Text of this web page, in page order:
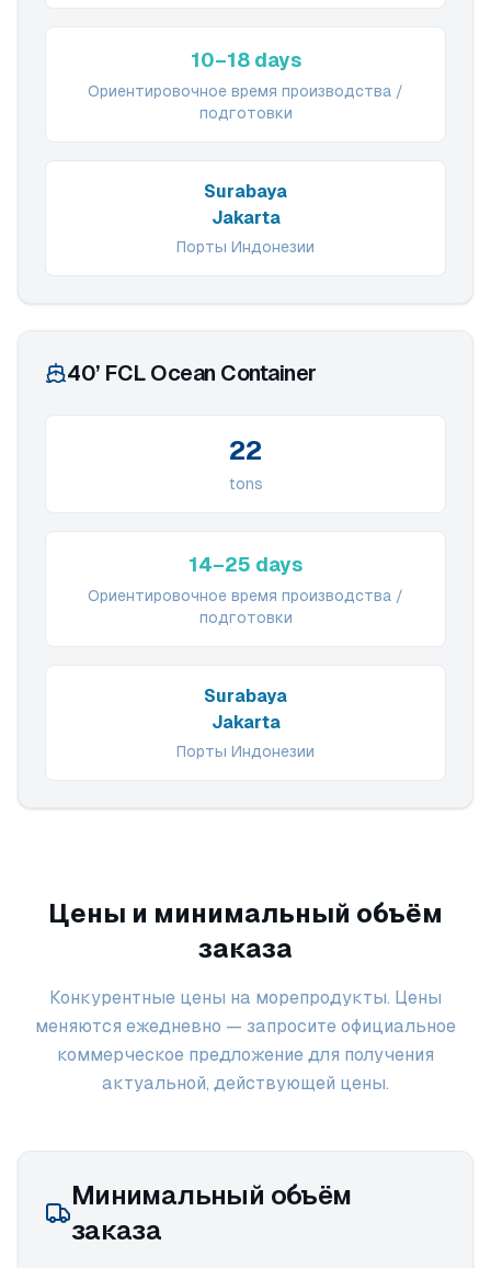
10–18 days
Ориентировочное время производства /
подготовки
Surabaya
Jakarta
Порты Индонезии
40’ FCL Ocean Container
22
tons
14–25 days
Ориентировочное время производства /
подготовки
Surabaya
Jakarta
Порты Индонезии
Цены и минимальный объём
заказа
Конкурентные цены на морепродукты. Цены
меняются ежедневно — запросите официальное
коммерческое предложение для получения
актуальной, действующей цены.
Минимальный объём
заказа